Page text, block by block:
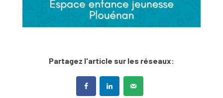
Partagez l'article sur les réseaux: